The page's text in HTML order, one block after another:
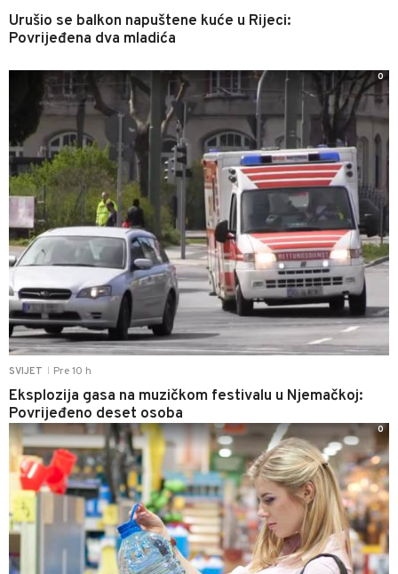
Urušio se balkon napuštene kuće u Rijeci:
Povrijeđena dva mladića
SVIJET Pre 10 h
Eksplozija gasa na muzičkom festivalu u Njemačkoj:
Povrijeđeno deset osoba
0
0